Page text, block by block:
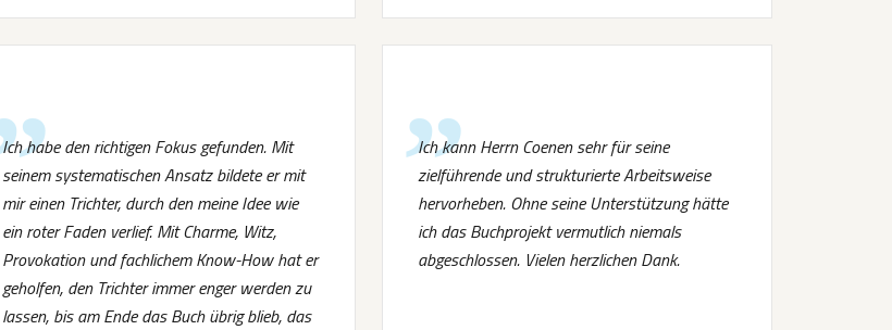
Ich habe den richtigen Fokus gefunden. Mit
seinem systematischen Ansatz bildete er mit
mir einen Trichter, durch den meine Idee wie
ein roter Faden verlief. Mit Charme, Witz,
Provokation und fachlichem Know-How hat er
geholfen, den Trichter immer enger werden zu
lassen, bis am Ende das Buch übrig blieb, das
Ich kann Herrn Coenen sehr für seine
zielführende und strukturierte Arbeitsweise
hervorheben. Ohne seine Unterstützung hätte
ich das Buchprojekt vermutlich niemals
abgeschlossen. Vielen herzlichen Dank.